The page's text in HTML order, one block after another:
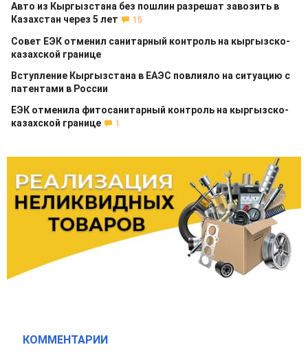
Авто из Кыргызстана без пошлин разрешат завозить в
Казахстан через 5 лет
15
Совет ЕЭК отменил санитарный контроль на кыргызско-
казахской границе
Вступление Кыргызстана в ЕАЭС повлияло на ситуацию с
патентами в России
ЕЭК отменила фитосанитарный контроль на кыргызско-
казахской границе
1
КОММЕНТАРИИ